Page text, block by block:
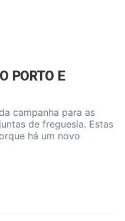
PORTO E
campanha para as
de freguesia. Estas
há um novo